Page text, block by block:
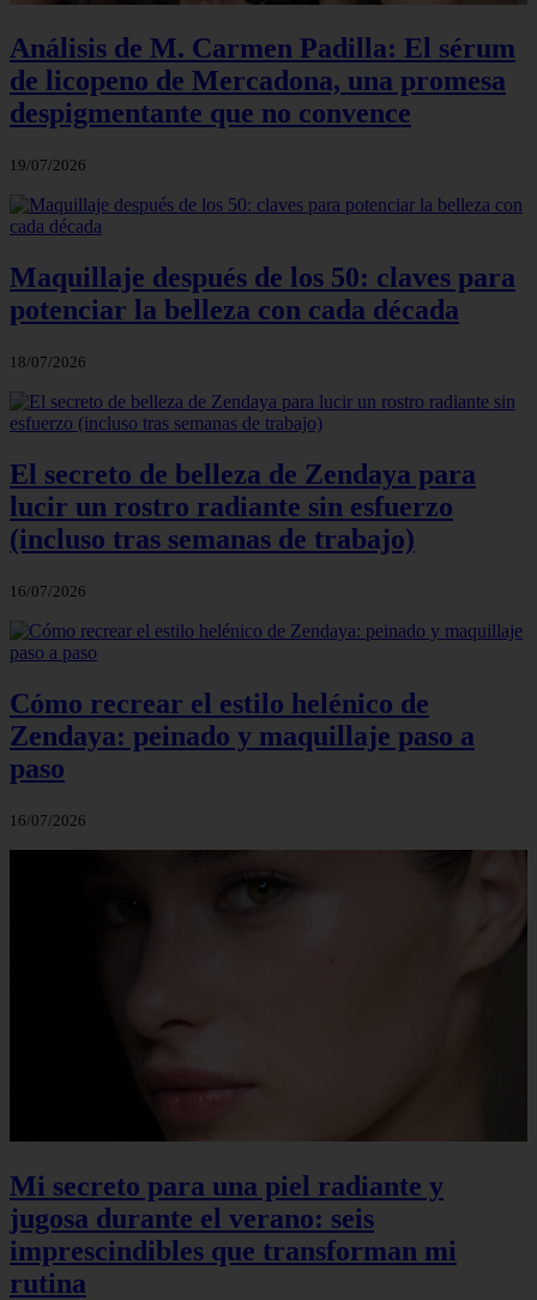
Análisis de M. Carmen Padilla: El sérum
de licopeno de Mercadona, una promesa
despigmentante que no convence
19/07/2026
Maquillaje después de los 50: claves para
potenciar la belleza con cada década
18/07/2026
El secreto de belleza de Zendaya para
lucir un rostro radiante sin esfuerzo
(incluso tras semanas de trabajo)
16/07/2026
Cómo recrear el estilo helénico de
Zendaya: peinado y maquillaje paso a
paso
16/07/2026
Mi secreto para una piel radiante y
jugosa durante el verano: seis
imprescindibles que transforman mi
rutina